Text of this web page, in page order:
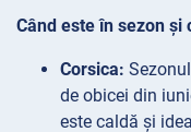
Când este în sezon
Corsica:
de obicei din
este caldă și